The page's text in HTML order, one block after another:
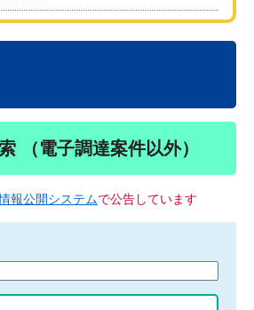
（電子調達案件以外）
報公開システムで公告しています